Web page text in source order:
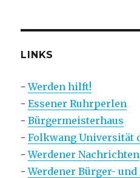
LINKS
-Werden hilft!
-Essener Ruhrperlen
-Bürgermeisterhaus
-Folkwang Universität
-Werdener Nachrichten
-Werdener Bürger-